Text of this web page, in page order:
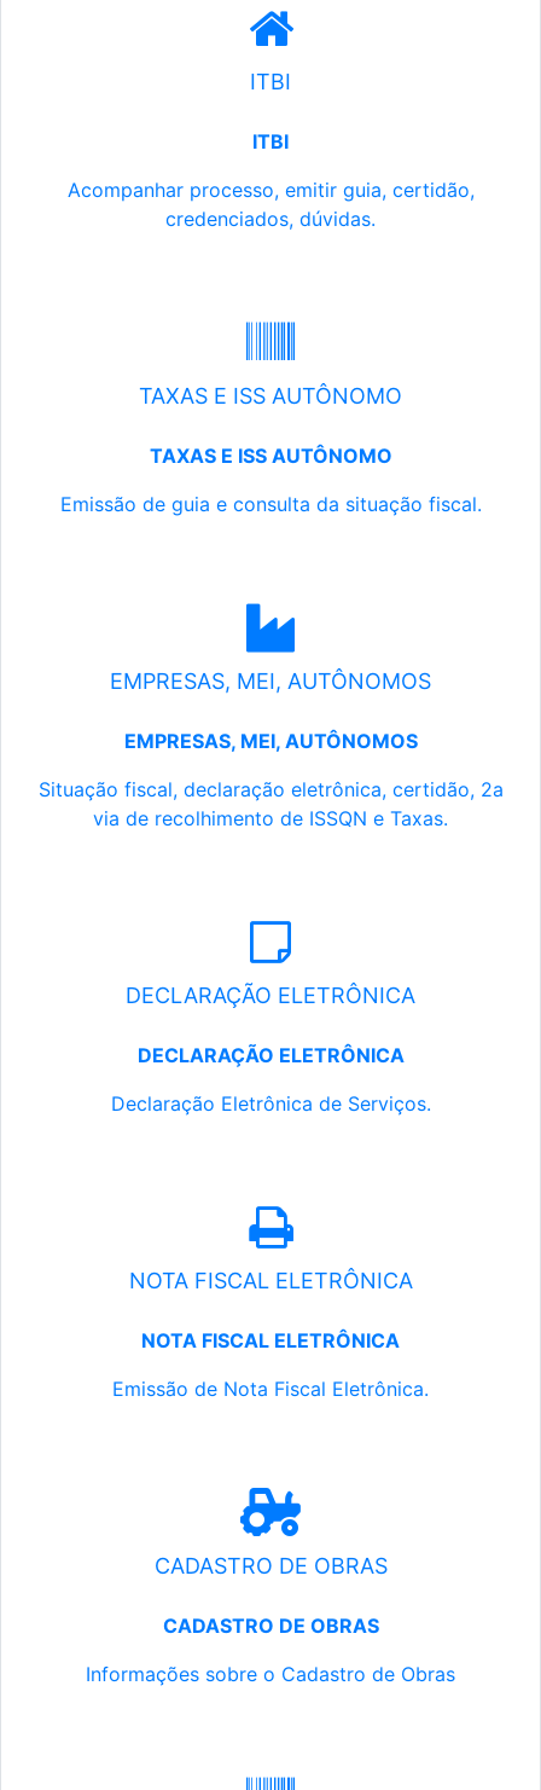
ITBI
ITBI
Acompanhar processo, emitir guia, certidão,
credenciados, dúvidas.
TAXAS E ISS AUTÔNOMO
TAXAS E ISS AUTÔNOMO
Emissão de guia e consulta da situação fiscal.
EMPRESAS, MEI, AUTÔNOMOS
EMPRESAS, MEI, AUTÔNOMOS
Situação fiscal, declaração eletrônica, certidão, 2a
via de recolhimento de ISSQN e Taxas.
DECLARAÇÃO ELETRÔNICA
DECLARAÇÃO ELETRÔNICA
Declaração Eletrônica de Serviços.
NOTA FISCAL ELETRÔNICA
NOTA FISCAL ELETRÔNICA
Emissão de Nota Fiscal Eletrônica.
CADASTRO DE OBRAS
CADASTRO DE OBRAS
Informações sobre o Cadastro de Obras